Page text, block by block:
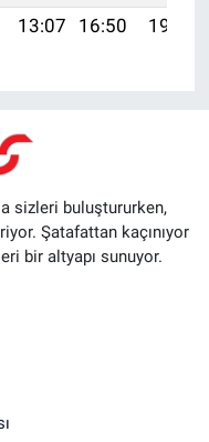
13:07 16:50 19:50
sizleri buluştururken,
Şatafattan kaçınıyor
bir altyapı sunuyor.